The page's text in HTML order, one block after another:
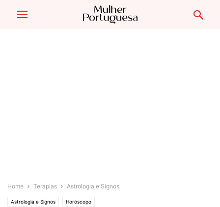
Home Terapias Astrologia e Signos
Astrologia e Signos Horóscopo